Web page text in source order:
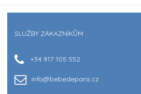
SLUŽBY ZÁKAZNÍKŮM
+34 917 105 552
info@bebedeparis.cz